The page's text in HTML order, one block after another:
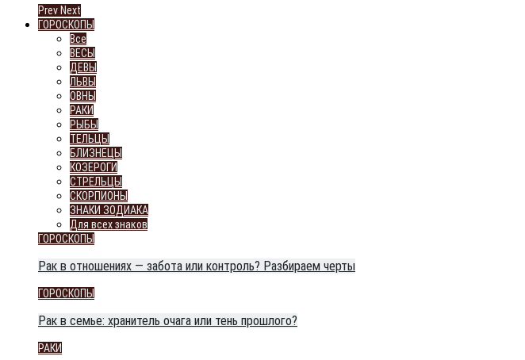
Prev Next
ГОРОСКОПЫ
Все
ВЕСЫ
ДЕВЫ
ЛЬВЫ
ОВНЫ
РАКИ
РЫБЫ
ТЕЛЬЦЫ
БЛИЗНЕЦЫ
КОЗЕРОГИ
СТРЕЛЬЦЫ
СКОРПИОНЫ
ЗНАКИ ЗОДИАКА
Для всех знаков
ГОРОСКОПЫ
Рак в отношениях — забота или контроль? Разбираем черты
ГОРОСКОПЫ
Рак в семье: хранитель очага или тень прошлого?
РАКИ